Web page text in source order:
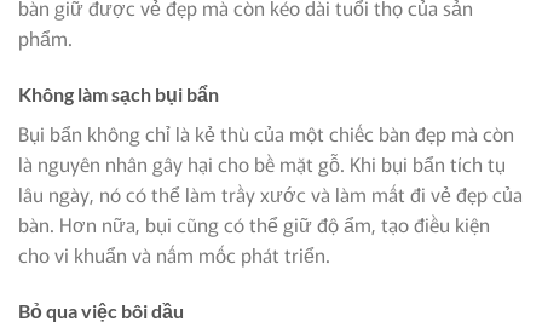
bàn giữ được vẻ đẹp mà còn kéo dài tuổi thọ của sản
phẩm.
Không làm sạch bụi bẩn
Bụi bẩn không chỉ là kẻ thù của một chiếc bàn đẹp mà còn
là nguyên nhân gây hại cho bề mặt gỗ. Khi bụi bẩn tích tụ
lâu ngày, nó có thể làm trầy xước và làm mất đi vẻ đẹp của
bàn. Hơn nữa, bụi cũng có thể giữ độ ẩm, tạo điều kiện
cho vi khuẩn và nấm mốc phát triển.
Bỏ qua việc bôi dầu